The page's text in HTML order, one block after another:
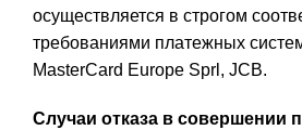
осуществляется в строгом
требованиями платежных
MasterCard Europe Sprl, JCB.
Случаи отказа в совершении